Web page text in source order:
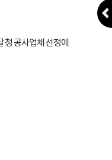
공사업체 선정에